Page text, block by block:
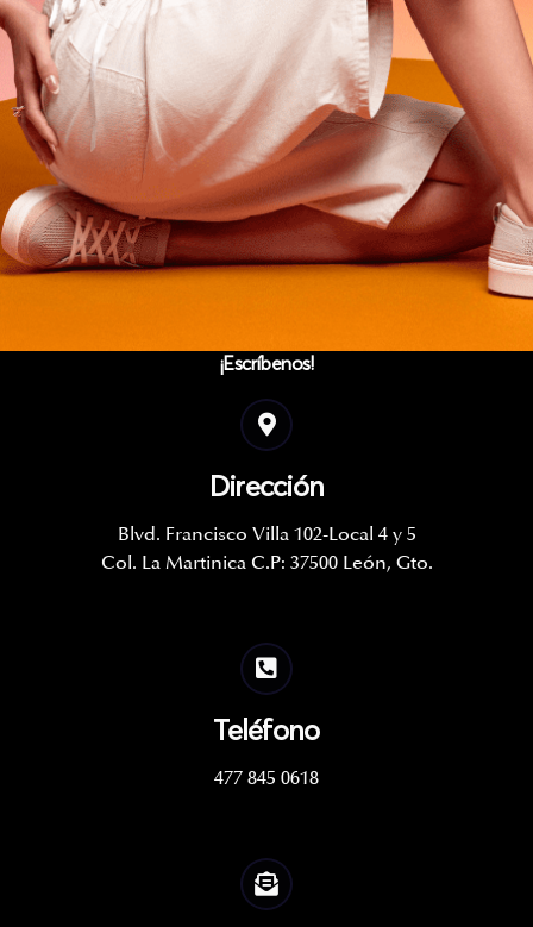
¡Escríbenos!
Dirección
Blvd. Francisco Villa 102-Local 4 y 5
Col. La Martinica C.P: 37500 León, Gto.
Teléfono
477 845 0618